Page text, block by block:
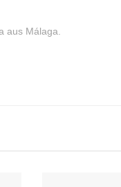
aus Málaga.